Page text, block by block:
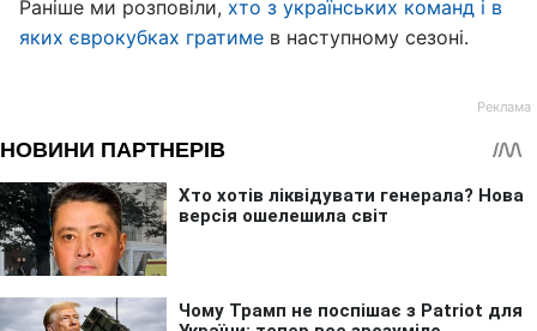
Раніше ми розповіли, хто з українських команд і в
яких єврокубках гратиме в наступному сезоні.